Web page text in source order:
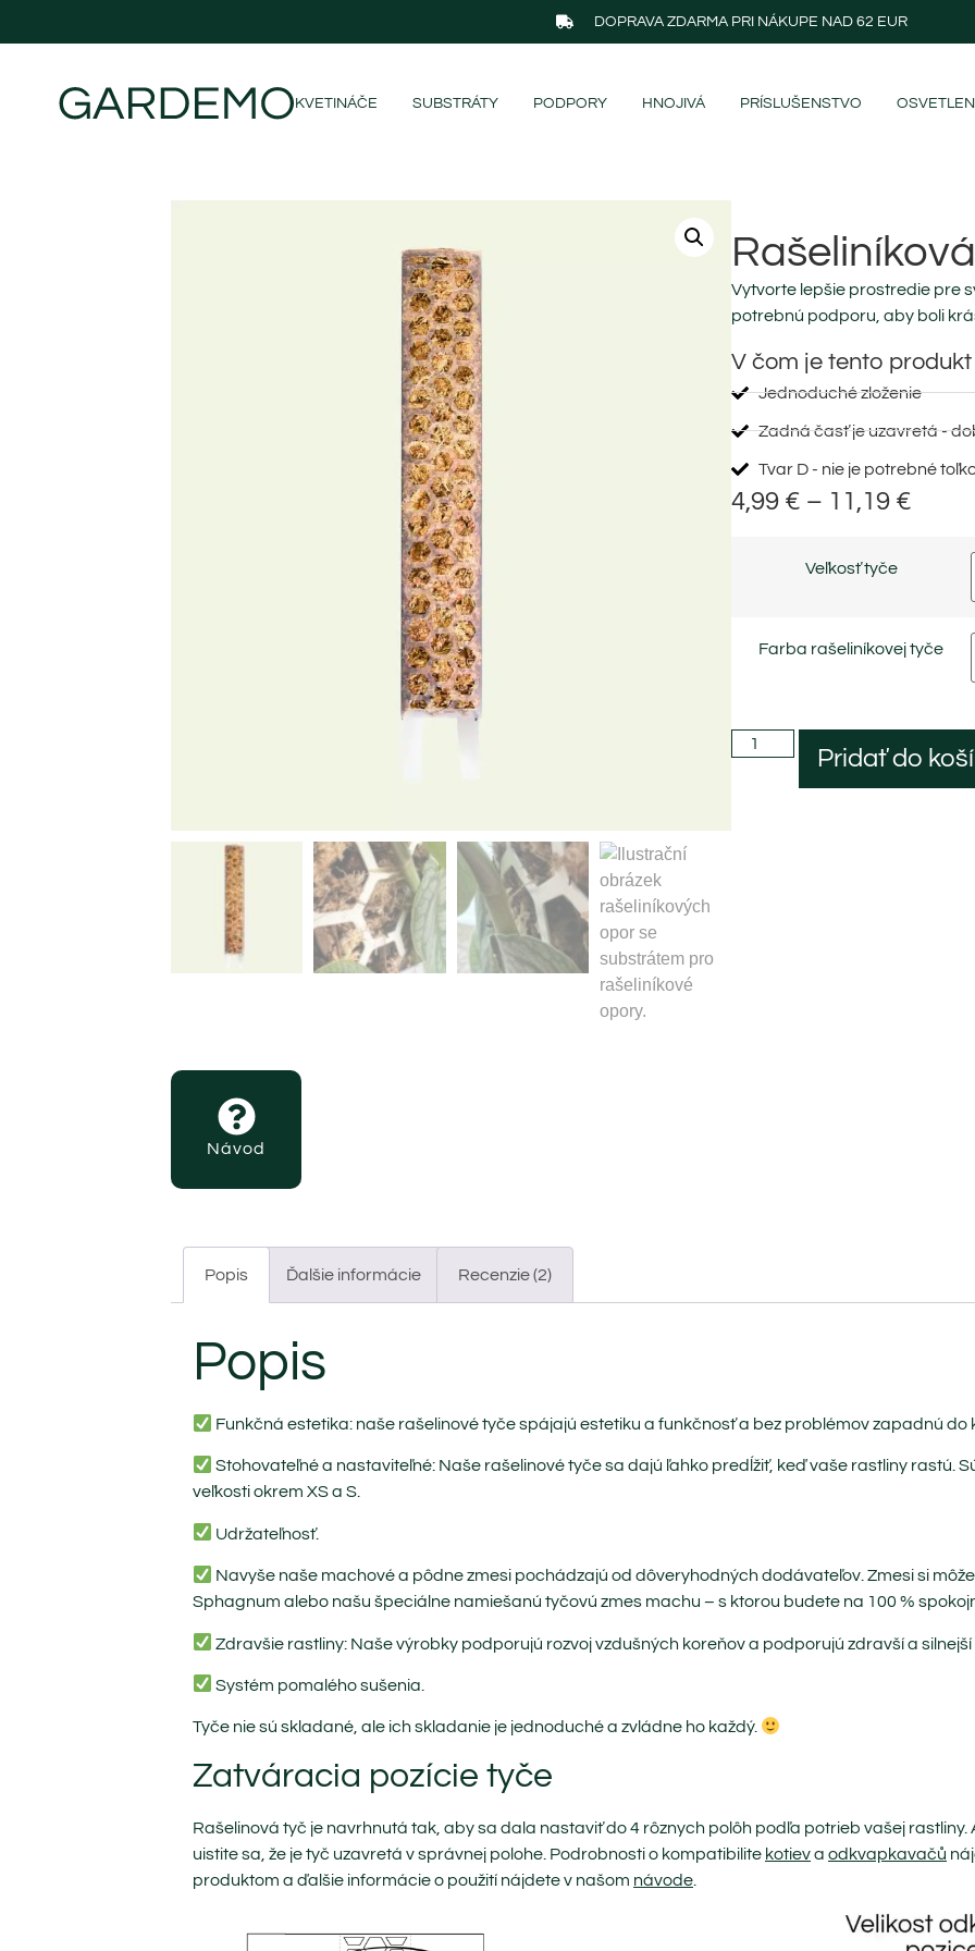
DOPRAVA ZDARMA PRI NÁKUPE NAD 62 EUR
KVETINÁČE SUBSTRÁTY PODPORY HNOJIVÁ PRÍSLUŠENSTVO
Návod
Vytvorte lepšie prostredie pre
potrebnú podporu, aby boli
V čom je tento
Jednoduché zloženie
Zadná časť je uzavretá -
Tvar D - nie je potrebné
4,99 € – 11,19 €
Veľkosť tyče
Farba rašeliníkovej tyče
Pridať do
Popis Ďalšie informácie Recenzie (2)
Popis
Funkčná estetika: naše rašelinové tyče spájajú estetiku a funkčnosť a bez problémov zapadnú do
Stohovateľné a nastaviteľné: Naše rašelinové tyče sa dajú ľahko predĺžiť, keď vaše rastliny rastú.
veľkosti okrem XS a S.
Udržateľnosť.
Navyše naše machové a pôdne zmesi pochádzajú od dôveryhodných dodávateľov. Zmesi si
Sphagnum alebo našu špeciálne namiešanú tyčovú zmes machu – s ktorou budete na 100 %
Zdravšie rastliny: Naše výrobky podporujú rozvoj vzdušných koreňov a podporujú zdravší a
Systém pomalého sušenia.
Tyče nie sú skladané, ale ich skladanie je jednoduché a zvládne ho každý.
Zatváracia pozície tyče
Rašelinová tyč je navrhnutá tak, aby sa dala nastaviť do 4 rôznych polôh podľa potrieb vašej rastliny.
uistite sa, že je tyč uzavretá v správnej polohe. Podrobnosti o kompatibilite kotieva odkvapkavačů
produktom a ďalšie informácie o použití nájdete v našom návode